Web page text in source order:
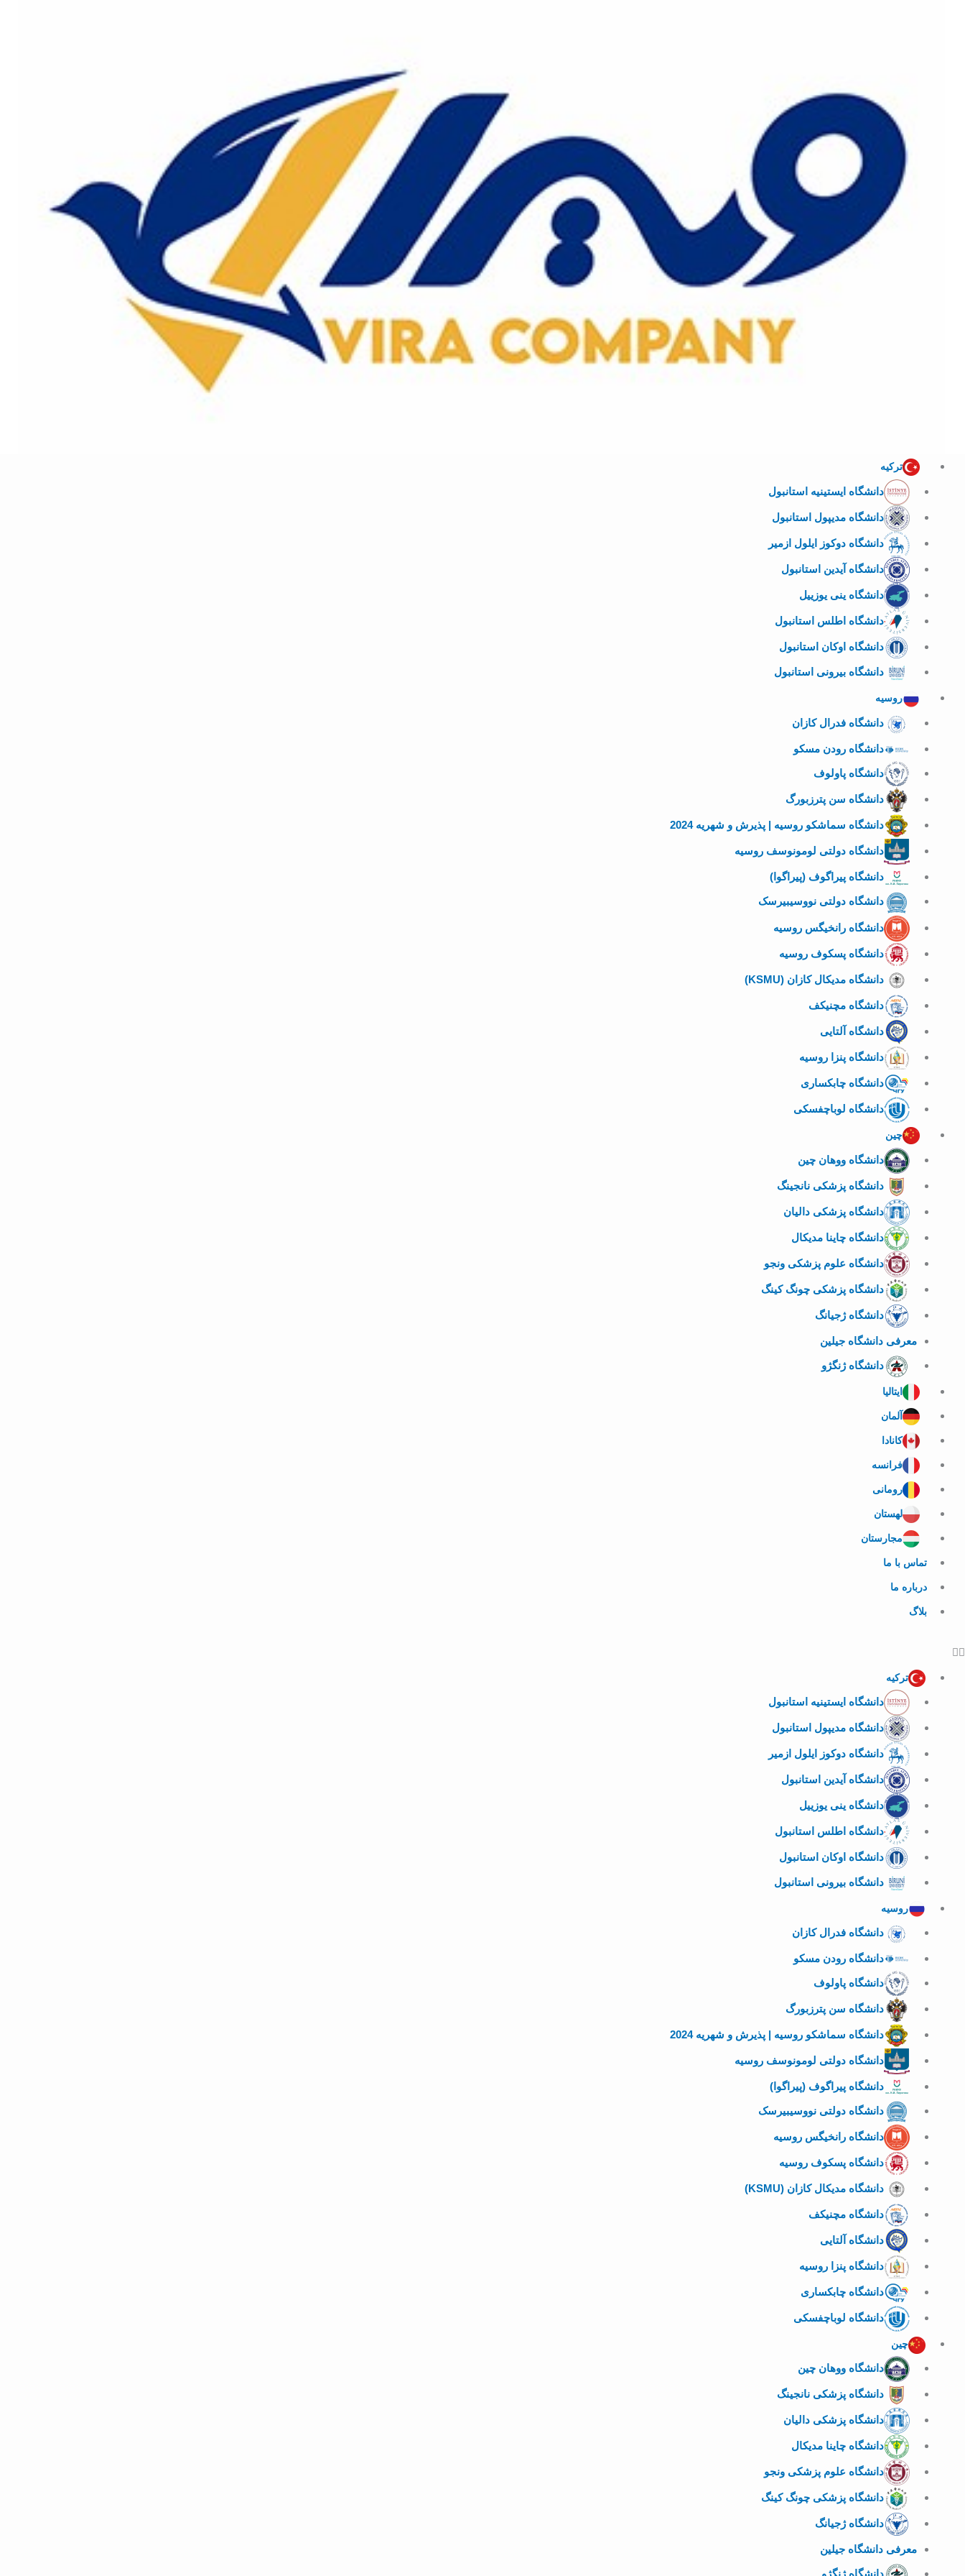
ترکیه
دانشگاه ایستینیه استانبول
دانشگاه مدیپول استانبول
دانشگاه دوکوز ایلول ازمیر
دانشگاه آیدین استانبول
دانشگاه ینی یوزییل
دانشگاه اطلس استانبول
دانشگاه اوکان استانبول
دانشگاه بیرونی استانبول
روسیه
دانشگاه فدرال کازان
دانشگاه رودن مسکو
دانشگاه پاولوف
دانشگاه سن پترزبورگ
دانشگاه سماشکو روسیه | پذیرش و شهریه 2024
دانشگاه دولتی لومونوسف روسیه
دانشگاه پیراگوف (پیراگوا)
دانشگاه دولتی نووسیبیرسک
دانشگاه رانخیگس روسیه
دانشگاه پسکوف روسیه
دانشگاه مدیکال کازان (KSMU)
دانشگاه مچنیکف
دانشگاه آلتایی
دانشگاه پنزا روسیه
دانشگاه چابکساری
دانشگاه لوباچفسکی
چین
دانشگاه ووهان چین
دانشگاه پزشکی نانجینگ
دانشگاه پزشکی دالیان
دانشگاه چاینا مدیکال
دانشگاه علوم پزشکی ونجو
دانشگاه پزشکی چونگ کینگ
دانشگاه ژجیانگ
معرفی دانشگاه جیلین
دانشگاه ژنگژو
ایتالیا
آلمان
کانادا
فرانسه
رومانی
لهستان
مجارستان
تماس با ما
درباره ما
بلاگ
ترکیه
دانشگاه ایستینیه استانبول
دانشگاه مدیپول استانبول
دانشگاه دوکوز ایلول ازمیر
دانشگاه آیدین استانبول
دانشگاه ینی یوزییل
دانشگاه اطلس استانبول
دانشگاه اوکان استانبول
دانشگاه بیرونی استانبول
روسیه
دانشگاه فدرال کازان
دانشگاه رودن مسکو
دانشگاه پاولوف
دانشگاه سن پترزبورگ
دانشگاه سماشکو روسیه | پذیرش و شهریه 2024
دانشگاه دولتی لومونوسف روسیه
دانشگاه پیراگوف (پیراگوا)
دانشگاه دولتی نووسیبیرسک
دانشگاه رانخیگس روسیه
دانشگاه پسکوف روسیه
دانشگاه مدیکال کازان (KSMU)
دانشگاه مچنیکف
دانشگاه آلتایی
دانشگاه پنزا روسیه
دانشگاه چابکساری
دانشگاه لوباچفسکی
چین
دانشگاه ووهان چین
دانشگاه پزشکی نانجینگ
دانشگاه پزشکی دالیان
دانشگاه چاینا مدیکال
دانشگاه علوم پزشکی ونجو
دانشگاه پزشکی چونگ کینگ
دانشگاه ژجیانگ
معرفی دانشگاه جیلین